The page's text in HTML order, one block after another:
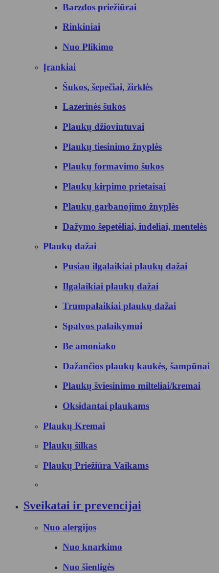
Barzdos priežiūrai
Rinkiniai
Nuo Plikimo
Įrankiai
Šukos, šepečiai, žirklės
Lazerinės šukos
Plaukų džiovintuvai
Plaukų tiesinimo žnyplės
Plaukų formavimo šukos
Plaukų kirpimo prietaisai
Plaukų garbanojimo žnyplės
Dažymo šepetėliai, indeliai, mentelės
Plaukų dažai
Pusiau ilgalaikiai plaukų dažai
Ilgalaikiai plaukų dažai
Trumpalaikiai plaukų dažai
Spalvos palaikymui
Be amoniako
Dažančios plaukų kaukės, šampūnai
Plaukų šviesinimo milteliai/kremai
Oksidantai plaukams
Plaukų Kremai
Plaukų šilkas
Plaukų Priežiūra Vaikams
Sveikatai ir prevencijai
Nuo alergijos
Nuo knarkimo
Nuo šienligės